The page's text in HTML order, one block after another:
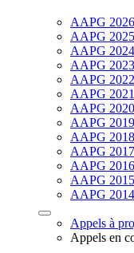
AAPG 2026
AAPG 2025
AAPG 2024
AAPG 2023
AAPG 2022
AAPG 2021
AAPG 2020
AAPG 2019
AAPG 2018
AAPG 2017
AAPG 2016
AAPG 2015
AAPG 2014
Appels à
Appels en